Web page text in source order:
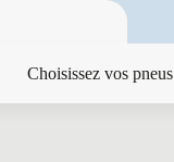
Choisissez vos pneus